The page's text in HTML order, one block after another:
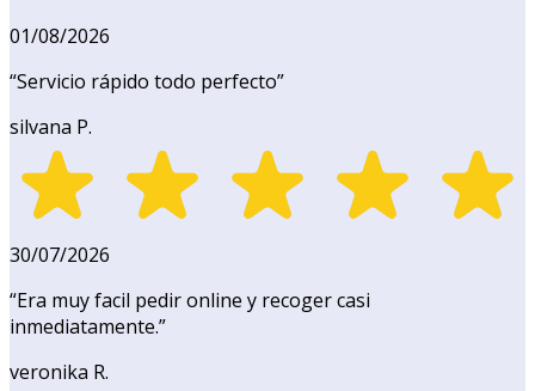
01/08/2026
“Servicio rápido todo perfecto”
silvana P.
30/07/2026
“Era muy facil pedir online y recoger casi
inmediatamente.”
veronika R.